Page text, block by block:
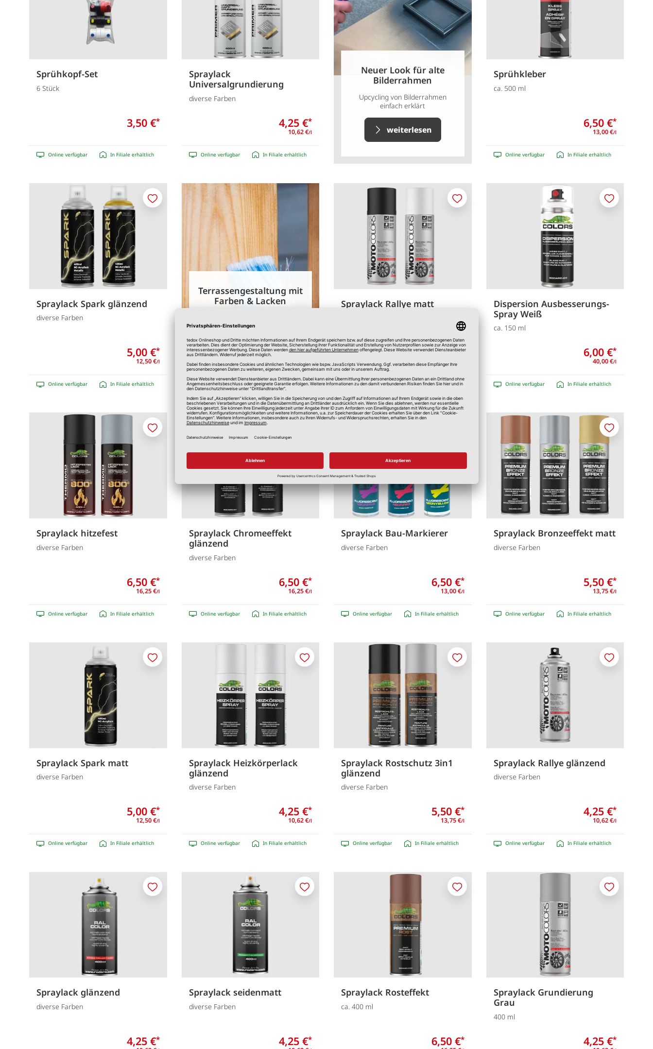
Sprühkopf-Set
6 Stück
3,50 €*
Online verfügbar In Filiale erhältlich
Spraylack
Universalgrundierung
diverse Farben
4,25 €*
10,62 €/l
Online verfügbar In Filiale erhältlich
Neuer Look für alte
Bilderrahmen
Upcycling von Bilderrahmen
einfach erklärt
weiterlesen
Sprühkleber
ca. 500 ml
6,50 €*
13,00 €/l
Online verfügbar In Filiale erhältlich
Spraylack Spark glänzend
diverse Farben
5,00 €*
12,50 €/l
Online verfügbar In Filiale erhältlich
Merken
Terrassengestaltung mit
Farben & Lacken
für wenig Geld - bringen Sie Farbe
weiterlesen
Spraylack Rallye matt
4,25 €*
10,62 €
Online verfügbar In Filiale erhältlich
Merken
Dispersion Ausbesserungs-
Spray Weiß
ca. 150 ml
6,00 €*
40,00 €/l
Online verfügbar In Filiale erhältlich
Merken
Spraylack hitzefest
diverse Farben
6,50 €*
16,25 €/l
Online verfügbar In Filiale erhältlich
Merken
Spraylack Chromeeffekt
glänzend
diverse Farben
6,50 €*
16,25 €/l
Online verfügbar In Filiale erhältlich
Spraylack Bau-Markierer
diverse Farben
6,50 €*
13,00 €/l
Online verfügbar In Filiale erhältlich
Spraylack Bronzeeffekt matt
diverse Farben
5,50 €*
13,75 €/l
Online verfügbar In Filiale erhältlich
Merken
Spraylack Spark matt
diverse Farben
5,00 €*
12,50 €/l
Online verfügbar In Filiale erhältlich
Merken
Spraylack Heizkörperlack
glänzend
diverse Farben
4,25 €*
10,62 €/l
Online verfügbar In Filiale erhältlich
Merken
Spraylack Rostschutz 3in1
glänzend
diverse Farben
5,50 €*
13,75 €/l
Online verfügbar In Filiale erhältlich
Merken
Spraylack Rallye glänzend
diverse Farben
4,25 €*
10,62 €/l
Online verfügbar In Filiale erhältlich
Merken
Spraylack glänzend
diverse Farben
4,25 €*
Merken
Spraylack seidenmatt
diverse Farben
4,25 €*
Merken
Spraylack Rosteffekt
ca. 400 ml
6,50 €*
Merken
Spraylack Grundierung
Grau
400 ml
4,25 €*
Merken